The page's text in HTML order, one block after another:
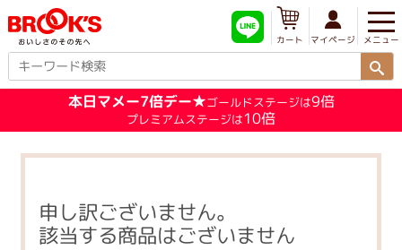
メニュー
マイページ
カート
本日マメー7倍デー★ゴールドステージは9倍
プレミアムステージは10倍
申し訳ございません。
該当する商品はございません